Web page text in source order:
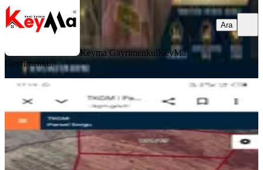
Keyma GayrimenkulKeyMa
Gayrimenkul
Ara
Oğlaklıya Yakın Karahanda İmara 14
Metre Uzaklıkta Bulunan 710
Metrekarelik Arsamız Satılıktır
Diyarbakır, Bağlar
710 m²
2.676/m² ·30.06.2026